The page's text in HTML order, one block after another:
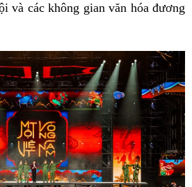
và các không gian văn hóa đương